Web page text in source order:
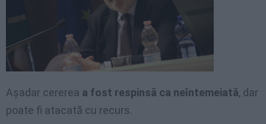
Așadar cererea a fost respinsă ca neîntemeiată, dar
poate fi atacată cu recurs.